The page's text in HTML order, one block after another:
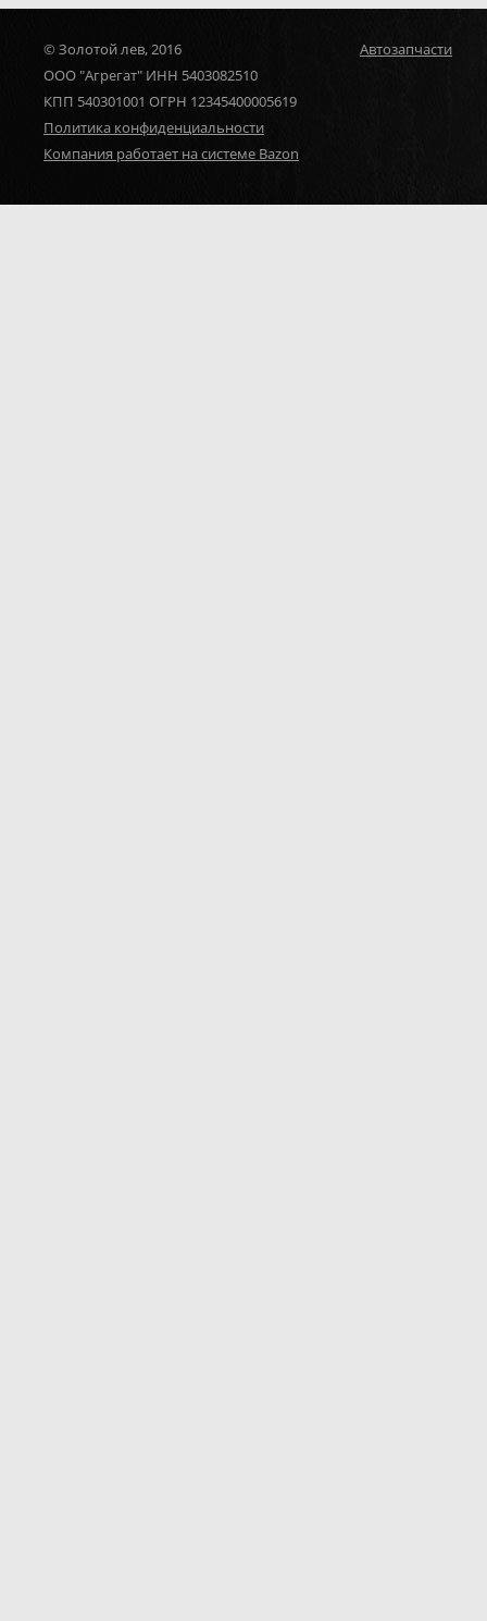
© Золотой лев, 2016
ООО "Агрегат" ИНН 5403082510
КПП 540301001 ОГРН 12345400005619
Политика конфиденциальности
Компания работает на системе Bazon
Автозапчасти